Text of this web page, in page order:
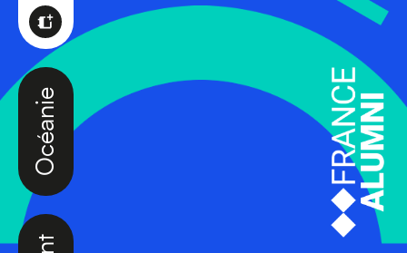
Océanie